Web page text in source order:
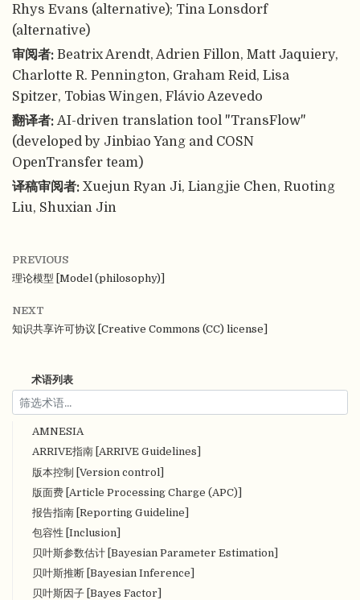
术语列表
AMNESIA
ARRIVE指南 [ARRIVE Guidelines]
版本控制 [Version control]
版面费 [Article Processing Charge (APC)]
报告指南 [Reporting Guideline]
包容性 [Inclusion]
贝叶斯参数估计 [Bayesian Parameter Estimation]
贝叶斯推断 [Bayesian Inference]
贝叶斯因子 [Bayes Factor]
Rhys Evans (alternative); Tina Lonsdorf
(alternative)
审阅者: Beatrix Arendt, Adrien Fillon, Matt Jaquiery,
Charlotte R. Pennington, Graham Reid, Lisa
Spitzer, Tobias Wingen, Flávio Azevedo
翻译者: AI-driven translation tool "TransFlow"
(developed by Jinbiao Yang and COSN
OpenTransfer team)
译稿审阅者: Xuejun Ryan Ji, Liangjie Chen, Ruoting
Liu, Shuxian Jin
PREVIOUS
理论模型 [Model (philosophy)]
NEXT
知识共享许可协议 [Creative Commons (CC) license]